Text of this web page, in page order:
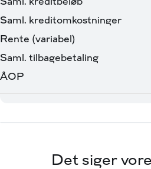
Vi tager forebehold for tastefejl
Enhedsnr: 9490061
Det siger